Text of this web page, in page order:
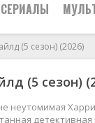
СЕРИАЛЫ
2026
2025
2025
(5 сезон) (2026)
(5 сезон)
неутомимая